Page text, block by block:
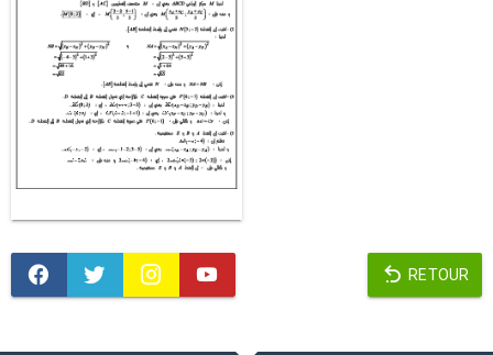
RETOUR